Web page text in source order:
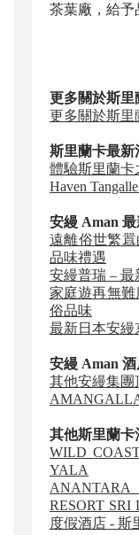
茶葉廠，給予
更多關於斯里
更多關於斯里
斯里蘭卡最新
體驗斯里蘭卡
Haven
安縵 Aman 最
遠離俗世繁囂
品味禮遇
安縵普瑞 – 最
家庭遊再無
俗品味
最新日本安
安縵 Aman
其他安縵集團
其他斯里蘭卡
WILD
YALA
RESORT
度假酒店 - 斯